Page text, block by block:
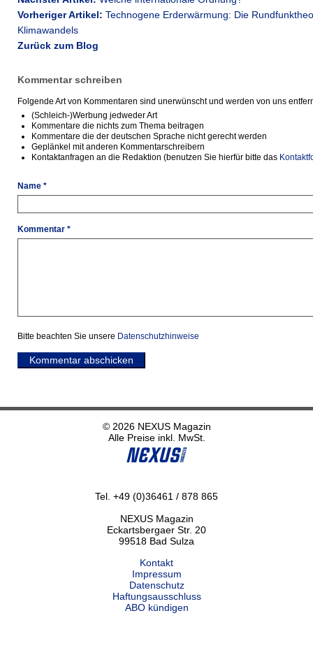
Vorheriger Artikel: Technogene Erderwärmung: Die
Klimawandels
Zurück zum Blog
Kommentar schreiben
Folgende Art von Kommentaren sind unerwünscht und werden von uns
(Schleich-)Werbung jedweder Art
Kommentare die nichts zum Thema beitragen
Kommentare die der deutschen Sprache nicht gerecht werden
Geplänkel mit anderen Kommentarschreibern
Kontaktanfragen an die Redaktion (benutzen Sie hierfür bitte das
Name *
Kommentar *
Bitte beachten Sie unsere Datenschutzhinweise
Kommentar abschicken
© 2026 NEXUS Magazin
Alle Preise inkl. MwSt.
Tel. +49 (0)36461 / 878 865
NEXUS Magazin
Eckartsbergaer Str. 20
99518 Bad Sulza
Kontakt
Impressum
Datenschutz
Haftungsausschluss
ABO kündigen